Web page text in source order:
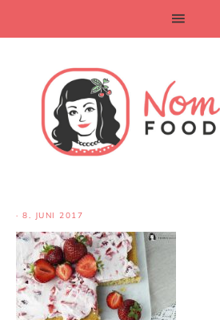
· 8. JUNI 2017